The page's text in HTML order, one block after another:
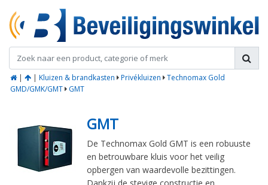
| | Kluizen & brandkasten Privékluizen
Technomax Gold
GMD/GMK/GMT
GMT
GMT
De Technomax Gold GMT is een robuuste
en betrouwbare kluis voor het veilig
opbergen van waardevolle bezittingen.